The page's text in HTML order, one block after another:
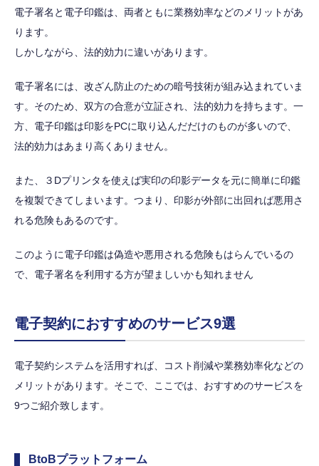
電子署名と電子印鑑は、両者ともに業務効率などのメリットがあ
ります。
しかしながら、法的効力に違いがあります。
電子署名には、改ざん防止のための暗号技術が組み込まれていま
す。そのため、双方の合意が立証され、法的効力を持ちます。一
方、電子印鑑は印影をPCに取り込んだだけのものが多いので、
法的効力はあまり高くありません。
また、３Dプリンタを使えば実印の印影データを元に簡単に印鑑
を複製できてしまいます。つまり、印影が外部に出回れば悪用さ
れる危険もあるのです。
このように電子印鑑は偽造や悪用される危険もはらんでいるの
で、電子署名を利用する方が望ましいかも知れません
電子契約におすすめのサービス9選
電子契約システムを活用すれば、コスト削減や業務効率化などの
メリットがあります。そこで、ここでは、おすすめのサービスを
9つご紹介致します。
BtoBプラットフォーム